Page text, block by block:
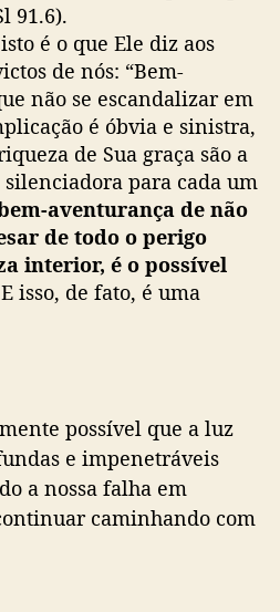
91.6).
é o que Ele diz aos
de nós: “Bem-
não se escandalizar em
é óbvia e sinistra,
de Sua graça são a
para cada um
aventurança de não
de todo o perigo
interior, é o possível
isso, de fato, é uma
possível que a luz
e impenetráveis
a nossa falha em
caminhando com